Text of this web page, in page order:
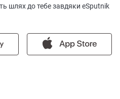
шлях до тебе завдяки eSputnik